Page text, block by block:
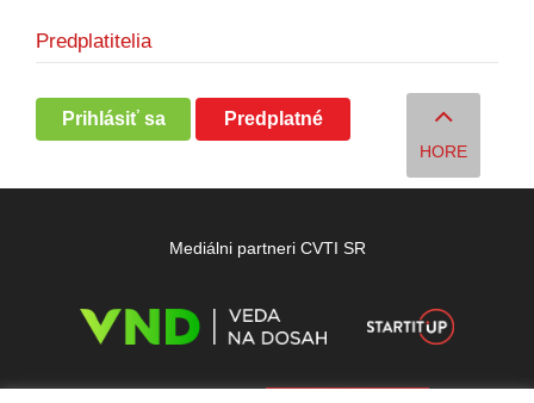
Predplatitelia
Prihlásiť sa Predplatné
HORE
Mediálni partneri CVTI SR